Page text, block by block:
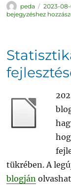
Szerző
peda 2023-
bejegyzéshez
tükrében. A
blogján